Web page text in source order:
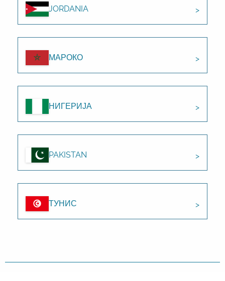
JORDANIA
МАРОКО
НИГЕРИЈА
PAKISTAN
ТУНИС